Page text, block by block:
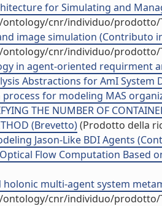
for Simulating and
cnr/individuo/prodotto/
image simulation (Contributo
cnr/individuo/prodotto/
in agent-oriented requirment
Abstractions for AmI System
process for modeling MAS
THE NUMBER OF
(Brevetto)(Prodotto della
Jason-Like BDI Agents
Flow Computation Based
multi-agent system
cnr/individuo/prodotto/